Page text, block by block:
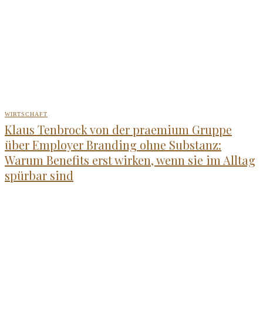
WIRTSCHAFT
Klaus Tenbrock von der praemium Gruppe
über Employer Branding ohne Substanz:
Warum Benefits erst wirken, wenn sie im Alltag
spürbar sind